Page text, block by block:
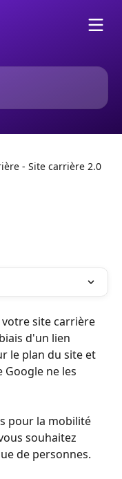
- Site carrière 2.0
site carrière
d'un lien
le plan du site et
ne les
pour la mobilité
souhaitez
de personnes.